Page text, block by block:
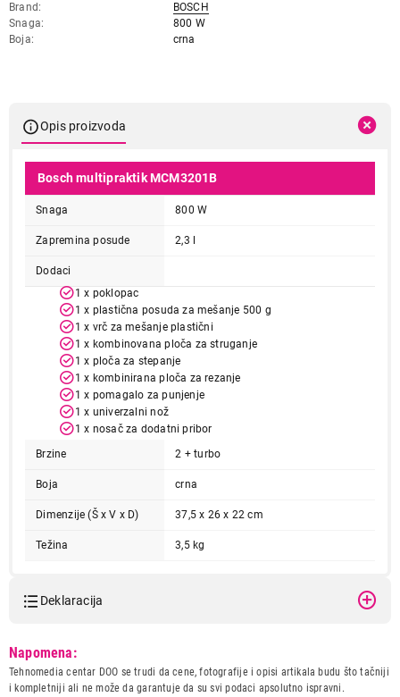
Brand
BOSCH
Snaga
800 W
Boja
crna
Opis proizvoda
Bosch multipraktik MCM3201B
Snaga 800 W
Zapremina posude 2,3 l
Dodaci
1 x poklopac
1 x plastična posuda za mešanje 500 g
1 x vrč za mešanje plastični
1 x kombinovana ploča za struganje
1 x ploča za stepanje
1 x kombinirana ploča za rezanje
1 x pomagalo za punjenje
1 x univerzalni nož
1 x nosač za dodatni pribor
Brzine
2 + turbo
Boja crna
Dimenzije (Š x V x D) 37,5 x 26 x 22 cm
Težina 3,5 kg
Deklaracija
Naziv i vrsta robe:
MULTIPRAKTIK
Uvoznik:
BSH Kućni aparati d.o.o.
Napomena:
Tehnomedia centar DOO se trudi da cene, fotografije i opisi artikala budu što tačniji
i kompletniji ali ne može da garantuje da su svi podaci apsolutno ispravni.